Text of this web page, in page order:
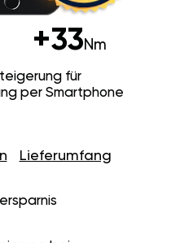
+33Nm
für
per Smartphone
Lieferumfang